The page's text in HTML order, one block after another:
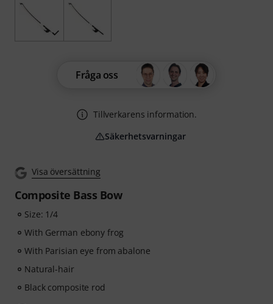
Visa översättning
Composite Bass Bow
Size: 1/4
With German ebony frog
With Parisian eye from abalone
Natural-hair
Black composite rod
Fråga oss
Tillverkarens information.
Säkerhetsvarningar